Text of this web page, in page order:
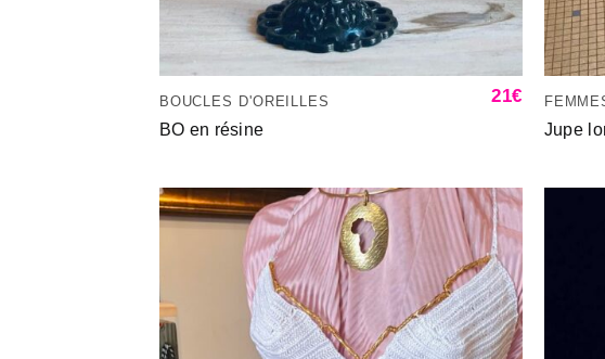
BOUCLES D'OREILLES
BO en résine
21€
Jupe
Ajouter
à la liste
d’envies